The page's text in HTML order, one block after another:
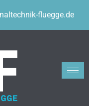
fluegge.de